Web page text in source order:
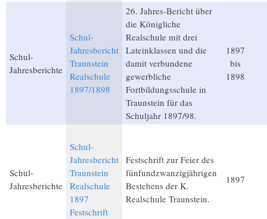
Schul-
Jahresberichte
Schul-
Jahresbericht
Traunstein
Realschule
1897/1898
26. Jahres-Bericht über
die Königliche
Realschule mit drei
Lateinklassen und die
damit verbundene
gewerbliche
Fortbildungsschule in
Traunstein für das
Schuljahr 1897/98.
1897
bis
1898
Schul-
Jahresberichte
Schul-
Jahresbericht
Traunstein
Realschule
1897
Festschrift
Festschrift zur Feier des
fünfundzwanzigjährigen
Bestehens der K.
Realschule Traunstein.
1897